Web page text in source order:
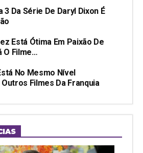
3 Da Série De Daryl Dixon É
Está Ótima Em Paixão De
O Filme…
No Mesmo Nível
Filmes Da Franquia